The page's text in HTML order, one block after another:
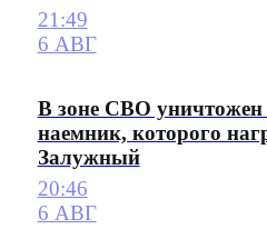
21:49
6 АВГ
В зоне СВО уничтожен
наемник, которого
Залужный
20:46
6 АВГ